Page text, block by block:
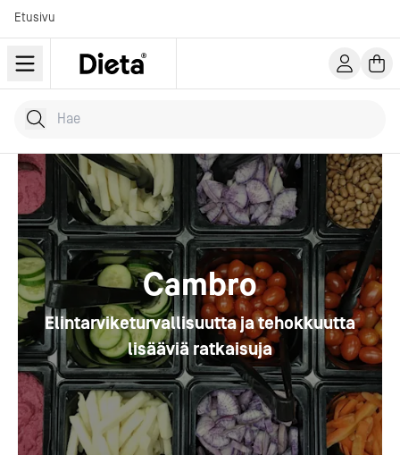
Etusivu
Hae tuotteita
Kirjoita hakusana...
Cambro
Elintarviketurvallisuutta ja tehokkuutta
lisääviä ratkaisuja